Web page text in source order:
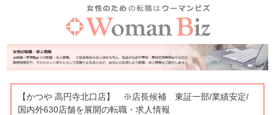
【かつや 高円寺北口店】 ※店長候補 東証一部/業績安定/
国内外630店舗を展開の転職・求人情報